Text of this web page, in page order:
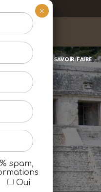
NOTRE SAVOIR-FAIRE
spam,
Oui
×